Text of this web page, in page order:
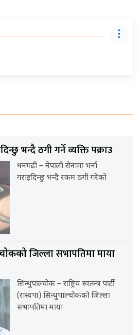
भन्दै ठगी गर्ने व्यक्ति पक्राउ
धनगढी – नेपाली सेनामा भर्ना
गराइदिन्छु भन्दै रकम ठगी गरेको
जिल्ला सभापतिमा माया
सिन्धुपाल्चोक – राष्ट्रिय स्वतन्त्र पार्टी
(रास्वपा) सिन्धुपाल्चोकको जिल्ला
सभापतिमा माया